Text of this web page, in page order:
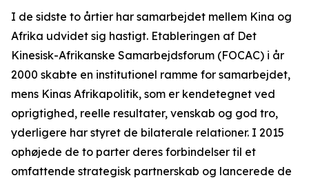
I de sidste to årtier har samarbejdet mellem Kina og
Afrika udvidet sig hastigt. Etableringen af Det
Kinesisk-Afrikanske Samarbejdsforum (FOCAC) i år
2000 skabte en institutionel ramme for samarbejdet,
mens Kinas Afrikapolitik, som er kendetegnet ved
oprigtighed, reelle resultater, venskab og god tro,
yderligere har styret de bilaterale relationer. I 2015
ophøjede de to parter deres forbindelser til et
omfattende strategisk partnerskab og lancerede de